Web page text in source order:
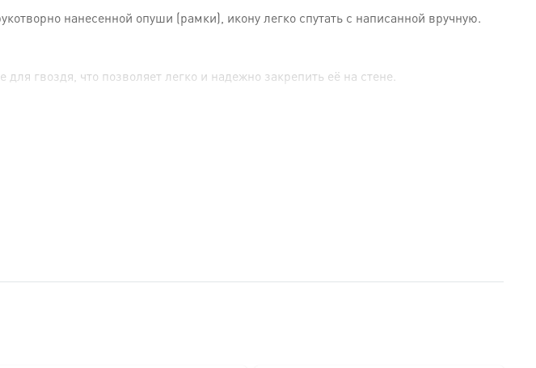
нанесенной опуши (рамки), икону легко спутать с написанной вручную.
гвоздя, что позволяет легко и надежно закрепить её на стене.